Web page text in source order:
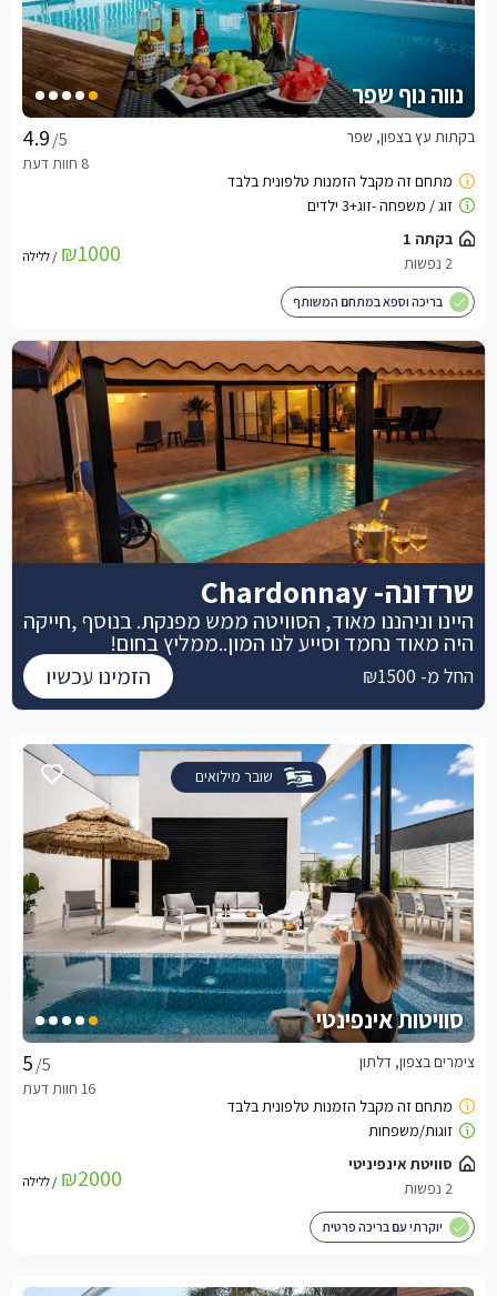
נווה נוף שפר
/5 בקתות עץ בצפון, שפר
בקתה 1
2 נפשות
₪1000 / ללילה
בריכה וספא במתחם המשותף
שובר מילואים
סוויטות אינפינטי
/5 צימרים בצפון, דלתון
סוויטת אינפיניטי
2 נפשות
₪2000 / ללילה
יוקרתי עם בריכה פרטית
שרדונה- Chardonnay
היינו וניהננו מאוד, הסוויטה ממש מפנקת. בנוסף ,חייקה
היה מאוד נחמד וסייע לנו המון..ממליץ בחום!
החל מ- ₪1500 הזמינו עכשיו